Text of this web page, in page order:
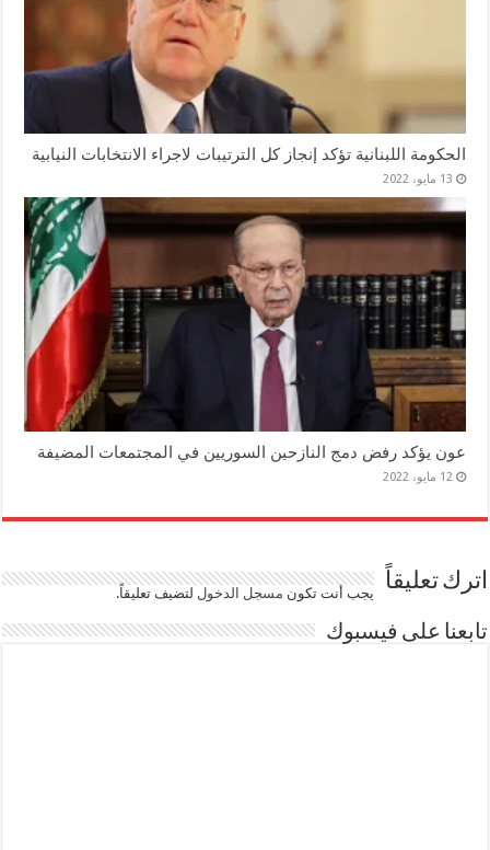
الحكومة اللبنانية تؤكد إنجاز كل الترتيبات لاجراء الانتخابات النيابية
13 مايو، 2022
عون يؤكد رفض دمج النازحين السوريين في المجتمعات المضيفة
12 مايو، 2022
اترك تعليقاً يجب أنت تكون مسجل الدخوللتضيف تعليقاً.
تابعنا على فيسبوك